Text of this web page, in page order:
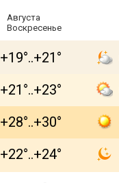
Августа
Воскресенье
+19°..+21°
+21°..+23°
+28°..+30°
+22°..+24°